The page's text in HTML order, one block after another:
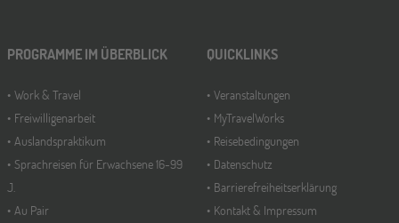
PROGRAMME IM ÜBERBLICK
Work & Travel
Freiwilligenarbeit
Auslandspraktikum
Sprachreisen für Erwachsene 16-99
J.
Au Pair
QUICKLINKS
Veranstaltungen
MyTravelWorks
Reisebedingungen
Datenschutz
Barrierefreiheitserklärung
Kontakt & Impressum